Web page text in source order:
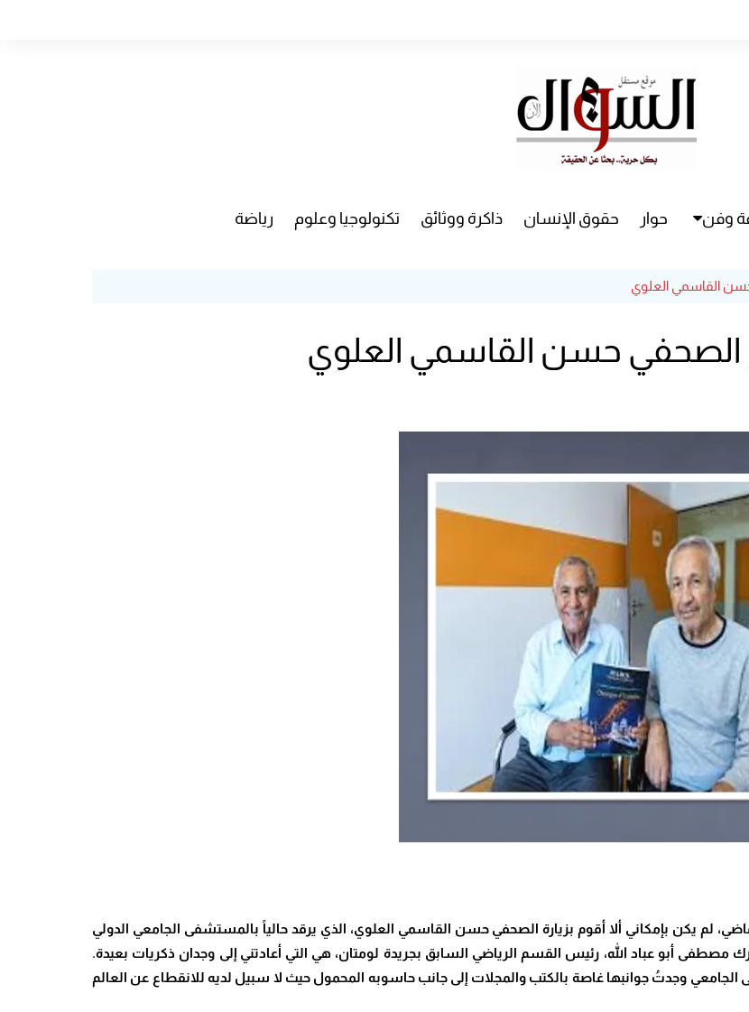
وفن حوار حقوق الإنسان ذاكرة ووثائق تكنولوجيا وعلوم رياضة
لم يكن بإمكاني ألا أقوم بزيارة الصحفي حسن القاسمي العلوي، الذي يرقد حالياً بالمستشفى الجامعي الدولي
أبو عباد الله، رئيس القسم الرياضي السابق بجريدة لومتان، هي التي أعادتني إلى وجدان ذكريات بعيدة.
الجامعي وجدتُ جوانبها غاصة بالكتب والمجلات إلى جانب حاسوبه المحمول حيث لا سبيل لديه للانقطاع عن العالم